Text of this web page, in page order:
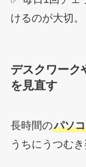
けるのが大切。
デスクワーク
を見直す
長時間のパソ
うちにうつむ